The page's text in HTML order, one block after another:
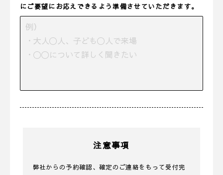
にご要望にお応えできるよう準備させていただきます。
注意事項
弊社からの予約確認、確定のご連絡をもって受付完